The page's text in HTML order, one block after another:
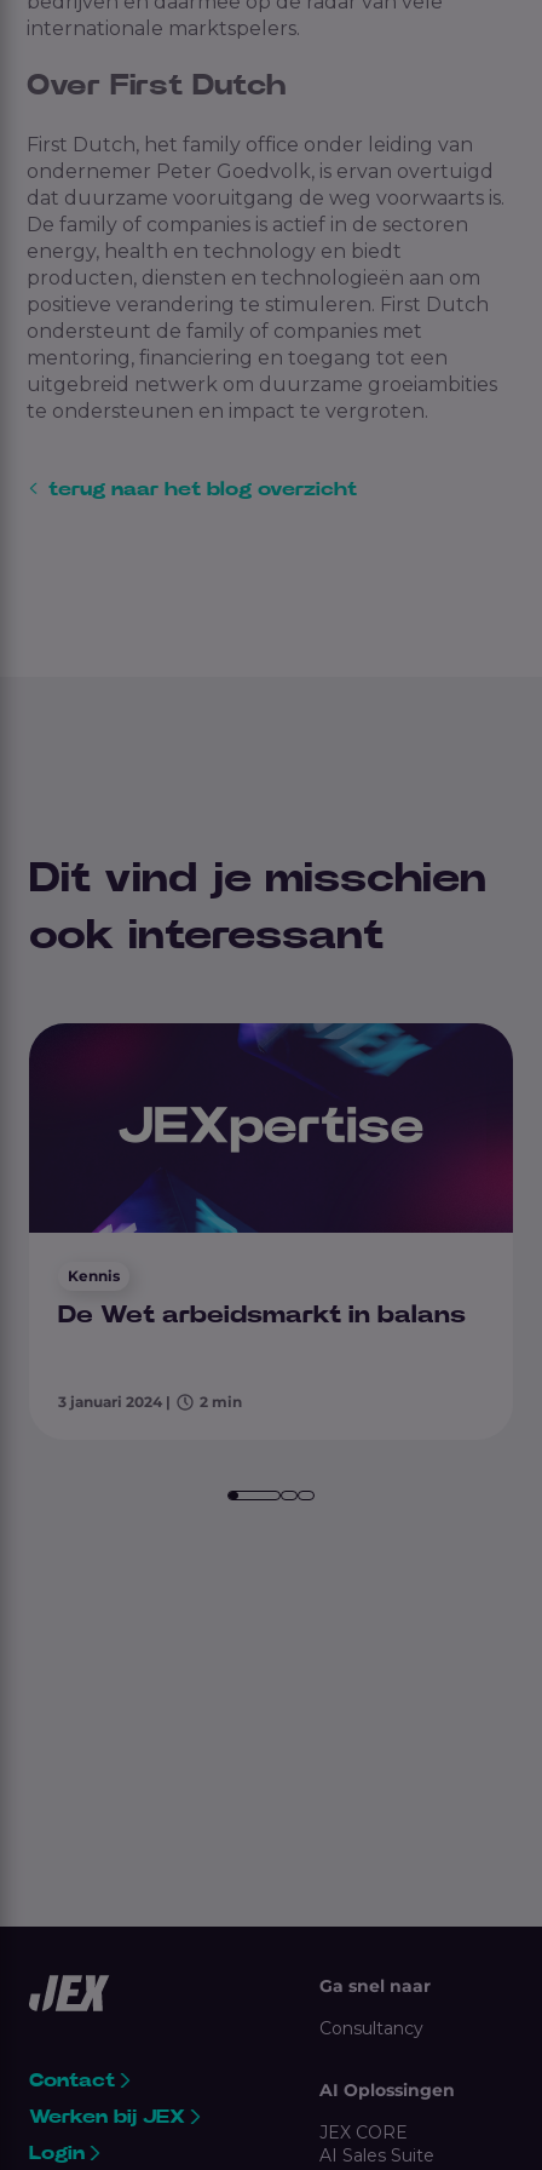
internationale marktspelers.
Over First Dutch
First Dutch, het family office onder leiding van
ondernemer Peter Goedvolk, is ervan overtuigd
dat duurzame vooruitgang de weg voorwaarts is.
De family of companies is actief in de sectoren
energy, health en technology en biedt
producten, diensten en technologieën aan om
positieve verandering te stimuleren. First Dutch
ondersteunt de family of companies met
mentoring, financiering en toegang tot een
uitgebreid netwerk om duurzame groeiambities
te ondersteunen en impact te vergroten.
terug naar het blog overzicht
Dit vind je misschien
ook interessant
3 januari 2024 | 2 min
Kennis
De Wet arbeidsmarkt in balans
Contact
Werken bij JEX
Login
Ga snel naar
Consultancy
AI Oplossingen
JEX CORE
AI Sales Suite